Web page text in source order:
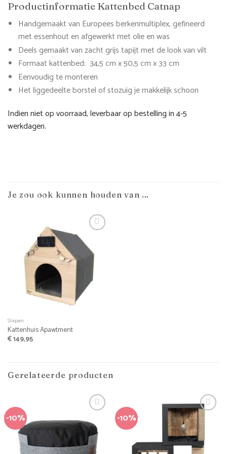
Productinformatie Kattenbed Catnap
Handgemaakt van Europees berkenmultiplex, gefineerd
met essenhout en afgewerkt met olie en was
Deels gemaakt van zacht grijs tapijt met de look van vilt
Formaat kattenbed: 34,5 cm x 50,5 cm x 33 cm
Eenvoudig te monteren
Het liggedeelte borstel of stozuig je makkelijk schoon
Indien niet op voorraad, leverbaar op bestelling in 4-5
werkdagen.
Je zou ook kunnen houden van …
Slapen
Kattenhuis Apawtment
€149,95
Gerelateerde producten
-10% -10%